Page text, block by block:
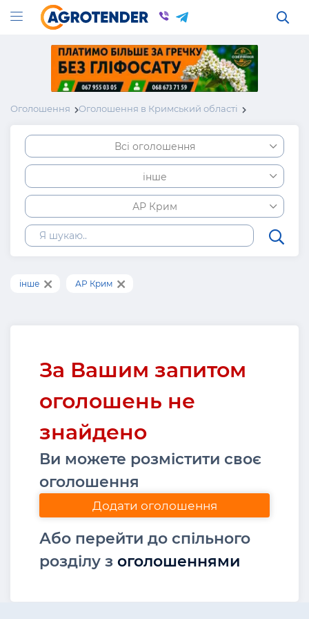
Оголошення Оголошення в Кримський області
Всі оголошення
інше
АР Крим
інше АР Крим
За Вашим запитом
оголошень не
знайдено
Ви можете розмістити своє
оголошення
Додати оголошення
Або перейти до спільного
розділу з оголошеннями